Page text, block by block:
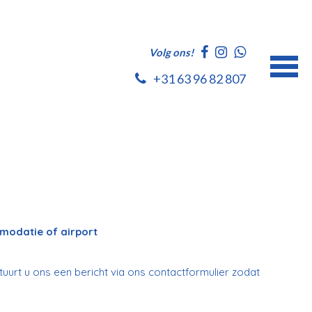
Volg ons!
+31 63 96 82 807
of airport
u ons een bericht via ons contactformulier zodat